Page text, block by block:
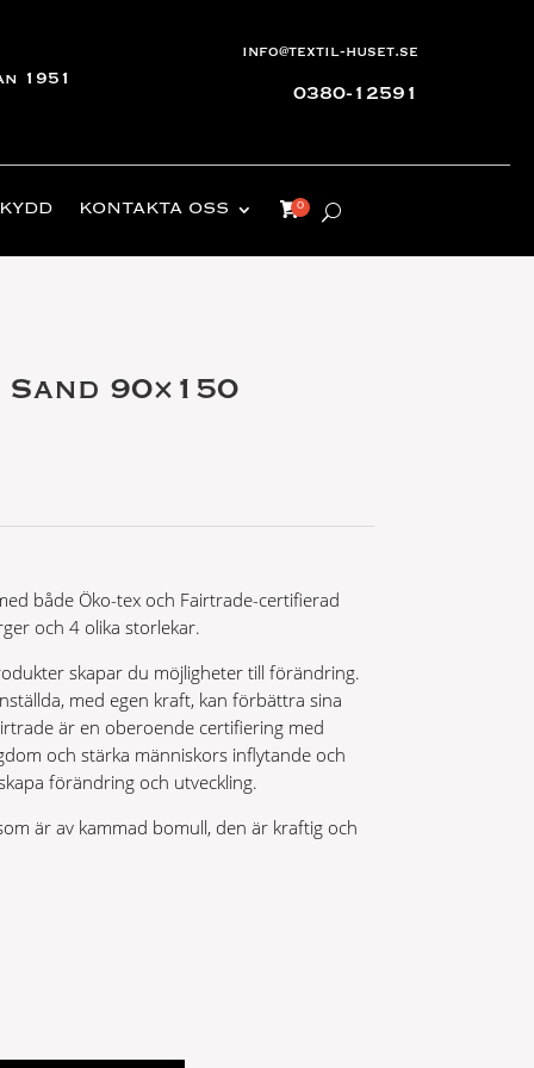
1951
info@textil-huset.se
0380-12591
KONTAKTA OSS
90×150
både Öko-tex och Fairtrade-certifierad
och 4 olika storlekar.
skapar du möjligheter till förändring.
med egen kraft, kan förbättra sina
är en oberoende certifiering med
och stärka människors inflytande och
förändring och utveckling.
är av kammad bomull, den är kraftig och